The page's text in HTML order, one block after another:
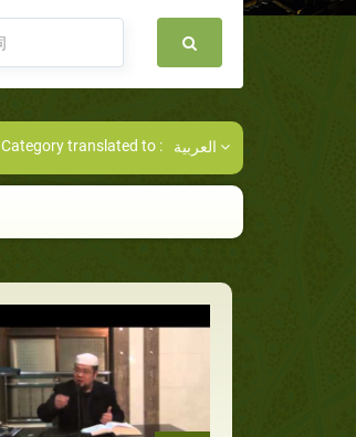
Category translated to :